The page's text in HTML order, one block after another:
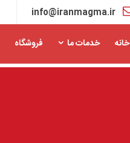
info@iranmagma.ir
خانه خدمات ما فروشگاه